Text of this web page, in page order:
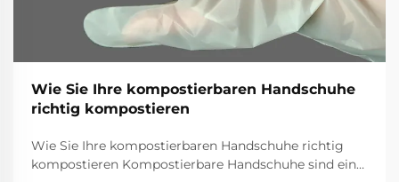
Wie Sie Ihre kompostierbaren Handschuhe
richtig kompostieren
Wie Sie Ihre kompostierbaren Handschuhe richtig
kompostieren Kompostierbare Handschuhe sind eine